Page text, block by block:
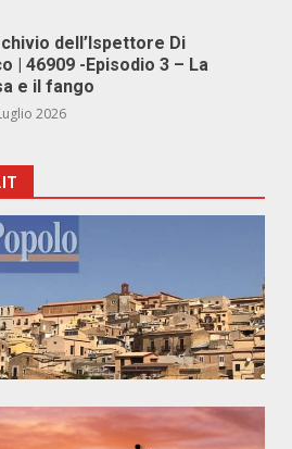
dell’Ispettore Di
| 46909 -Episodio 3 – La
e il fango
2026